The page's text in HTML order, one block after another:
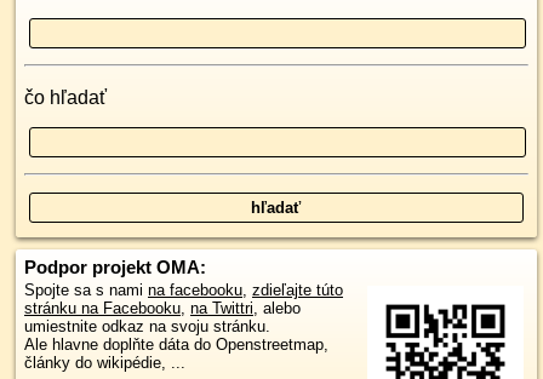
čo hľadať
Podpor projekt OMA:
Spojte sa s nami na facebooku, zdieľajte túto
stránku na Facebooku, na Twittri, alebo
umiestnite odkaz na svoju stránku.
Ale hlavne doplňte dáta do Openstreetmap,
články do wikipédie, ...